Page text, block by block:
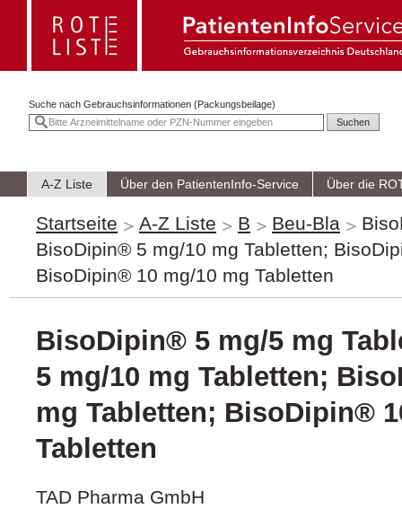
Suche nach Gebrauchsinformationen (Packungsbeilage)
A-Z Liste Über den PatientenInfo-Service Über die
Startseite A-Z Liste B Beu-Bla
BisoDipin® 5 mg/10 mg Tabletten;
BisoDipin® 10 mg/10 mg Tabletten
BisoDipin® 5 mg/5 mg
5 mg/10 mg Tabletten;
mg Tabletten; BisoDipin®
Tabletten
TAD Pharma GmbH